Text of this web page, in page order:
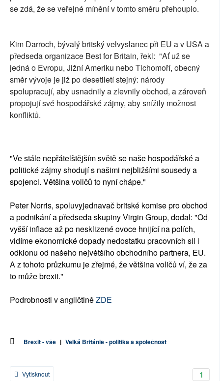
se zdá, že se veřejné mínění v tomto směru přehouplo.
Kim Darroch, bývalý britský velvyslanec při EU a v USA a
předseda organizace Best for Britain, řekl: "Ať už se
jedná o Evropu, Jižní Ameriku nebo Tichomoří, obecný
směr vývoje je již po desetiletí stejný: národy
spolupracují, aby usnadnily a zlevnily obchod, a zároveň
propojují své hospodářské zájmy, aby snížily možnost
konfliktů.
"Ve stále nepřátelštějším světě se naše hospodářské a
politické zájmy shodují s našimi nejbližšími sousedy a
spojenci. Většina voličů to nyní chápe."
Peter Norris, spoluvyjednavač britské komise pro obchod
a podnikání a předseda skupiny Virgin Group, dodal: "Od
vyšší inflace až po nesklizené ovoce hnijící na polích,
vidíme ekonomické dopady nedostatku pracovních sil i
odklonu od našeho největšího obchodního partnera, EU.
A z tohoto průzkumu je zřejmé, že většina voličů ví, že za
to může brexit."
Podrobnosti v angličtiněZDE
Brexit - vše | Velká Británie - politika a společnost
1
Vytisknout